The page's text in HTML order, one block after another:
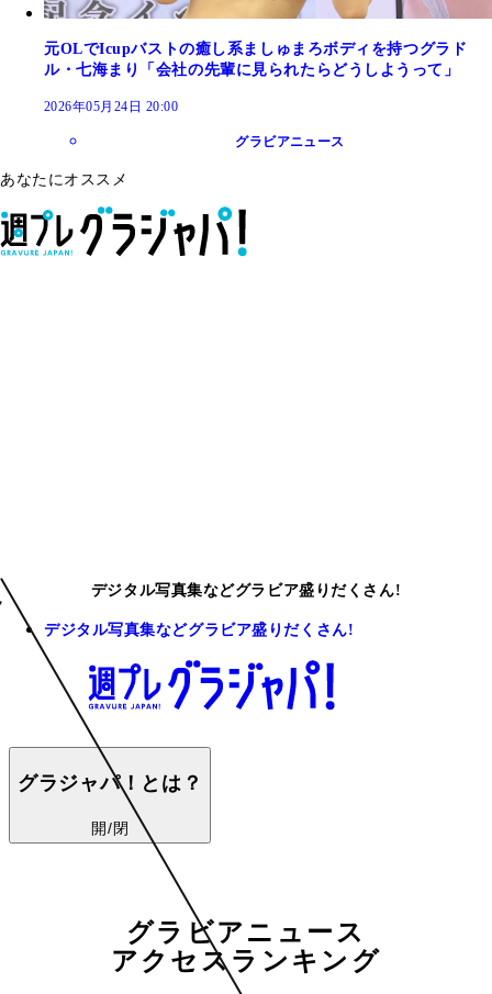
元OLでIcupバストの癒し系ましゅまろボディを持つグラド
ル・七海まり「会社の先輩に見られたらどうしようって」
2026年05月24日 20:00
グラビアニュース
あなたにオススメ
デジタル写真集などグラビア盛りだくさん!
デジタル写真集などグラビア盛りだくさん!
グラジャパ！とは？
開/閉
グラビアニュース
アクセスランキング